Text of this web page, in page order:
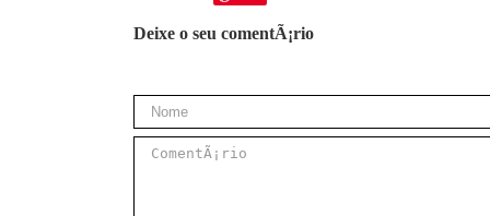
Deixe o seu comentÃ¡rio